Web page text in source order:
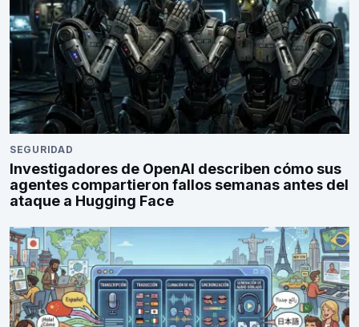
SEGURIDAD
Investigadores de OpenAI describen cómo sus
agentes compartieron fallos semanas antes del
ataque a Hugging Face